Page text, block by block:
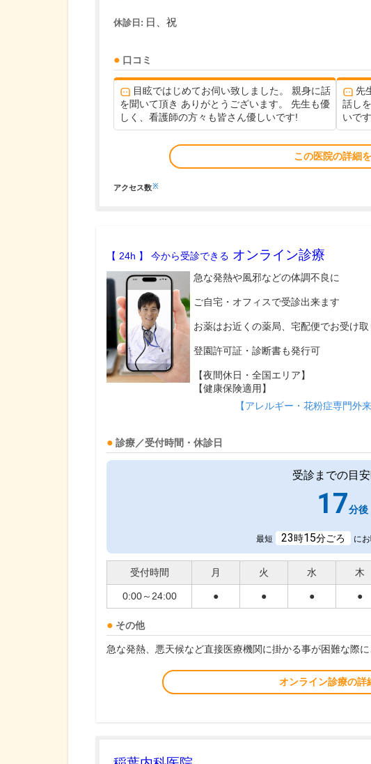
休診日: 日、祝
口コミ
目眩ではじめてお伺い致しました。 親身に話
を聞いて頂き ありがとうございます。 先生も優
しく、看護師の方々も皆さん優しいです!
先
話し
いで
この医院の詳細
アクセス数※
【 24h 】 今から受診できる オンライン診療
急な発熱や風邪などの体調不良に
ご自宅・オフィスで受診出来ます
お薬はお近くの薬局、宅配便でお受け取
登園許可証・診断書も発行可
【夜間休日・全国エリア】
【健康保険適用】
【アレルギー・花粉症専門外
診療／受付時間・休診日
受診までの目
17分後
最短 23時15分ごろ に
受付時間 月 火 水 木
0:00～24:00 ● ● ● ●
その他
急な発熱、悪天候など直接医療機関に掛かる事が困難な際
オンライン診療の詳